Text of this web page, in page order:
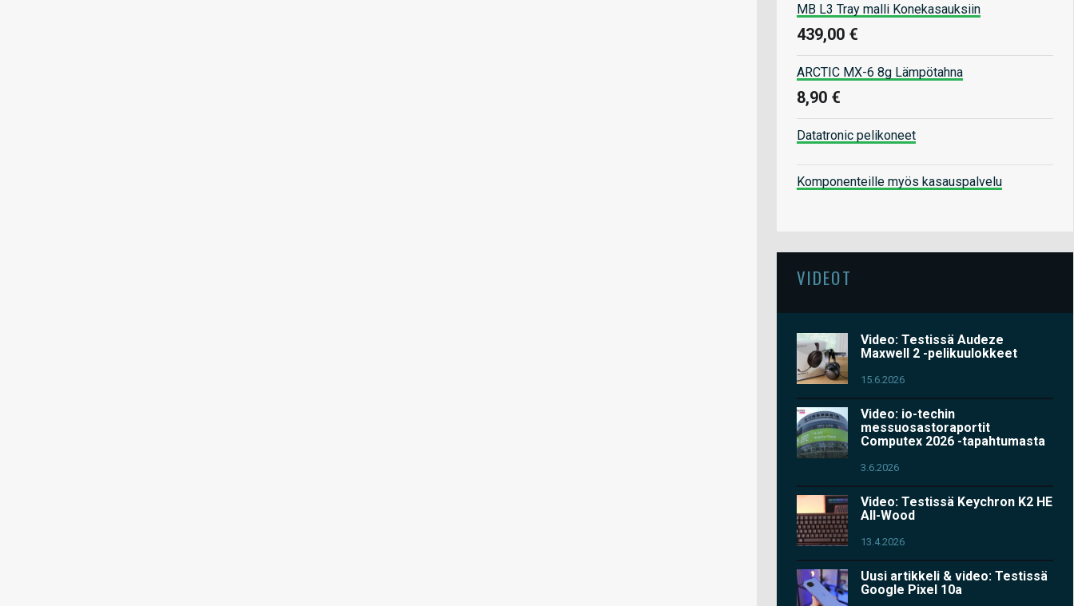
MB L3 Tray malli Konekasauksiin
439,00 €
ARCTIC MX-6 8g Lämpötahna
8,90 €
Datatronic pelikoneet
Komponenteille myös kasauspalvelu
VIDEOT
Video: Testissä Audeze
Maxwell 2 -pelikuulokkeet
15.6.2026
Video: io-techin
messuosastoraportit
Computex 2026 -tapahtumasta
3.6.2026
Video: Testissä Keychron K2 HE
All-Wood
13.4.2026
Uusi artikkeli & video: Testissä
Google Pixel 10a